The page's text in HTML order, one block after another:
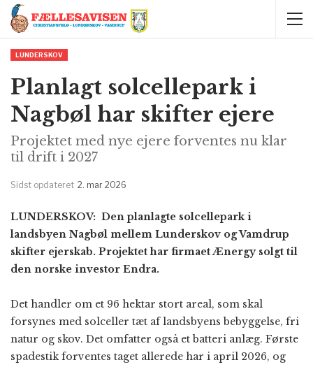
LUNDERSKOV
Planlagt solcellepark i
Nagbøl har skifter ejere
Projektet med nye ejere forventes nu klar
til drift i 2027
Sidst opdateret 2. mar 2026
LUNDERSKOV: Den planlagte solcellepark i
landsbyen Nagbøl mellem Lunderskov og Vamdrup
skifter ejerskab. Projektet har firmaet Ænergy solgt til
den norske investor Endra.
Det handler om et 96 hektar stort areal, som skal
forsynes med solceller tæt af landsbyens bebyggelse, fri
natur og skov. Det omfatter også et batteri anlæg. Første
spadestik forventes taget allerede har i april 2026, og